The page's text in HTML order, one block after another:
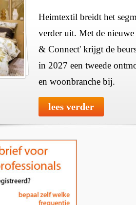
Heimtextil breidt het
verder uit. Met de
& Connect' krijgt de
in 2027 een tweede
en woonbranche bij.
lees verder